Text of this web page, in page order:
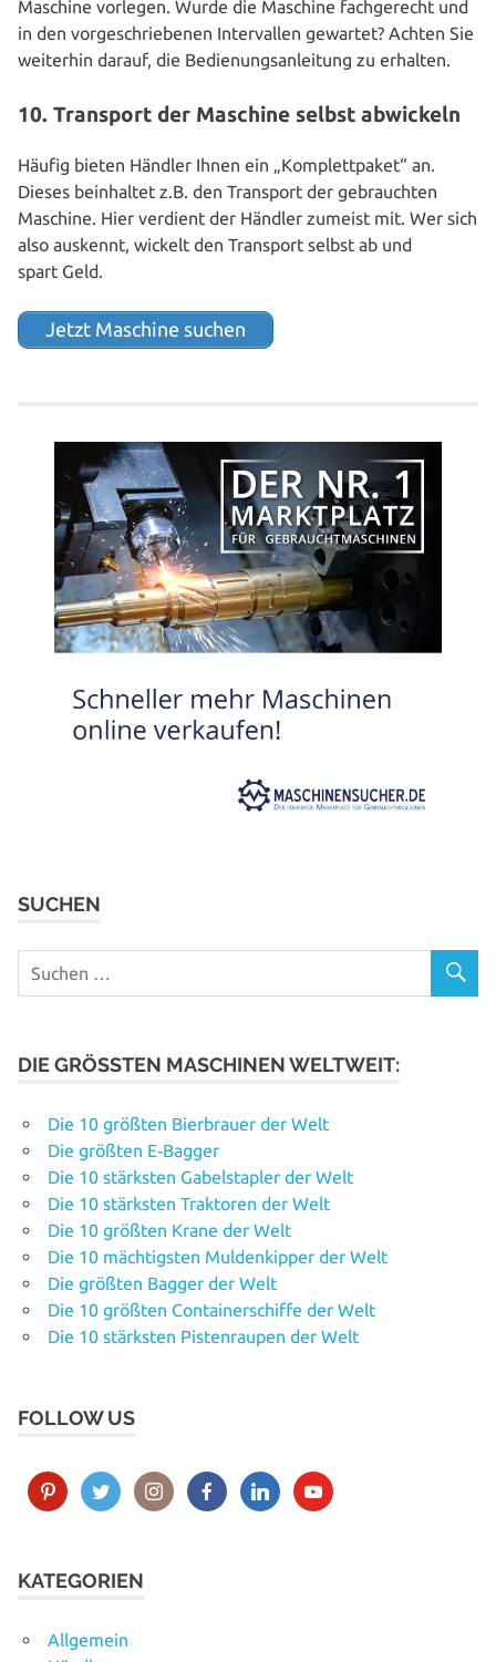
Maschine vorlegen. Wurde die Maschine fach­ge­recht und
in den vor­ge­schrie­be­nen Inter­val­len gewartet? Achten Sie
weiterhin darauf, die Bedie­nungs­an­lei­tung zu erhalten.
10. Transport der Maschine selbst abwickeln
Häufig bieten Händler Ihnen ein „Kom­plett­pa­ket“ an.
Dieses beinhal­tet z.B. den Transport der gebrauch­ten
Maschine. Hier verdient der Händler zumeist mit. Wer sich
also auskennt, wickelt den Transport selbst ab und
spart Geld.
Jetzt Maschine suchen
SUCHEN
DIE GRÖSSTEN MASCHINEN WELTWEIT:
Die 10 größten Bierbrauer der Welt
Die größten E‑Bagger
Die 10 stärksten Gabelstapler der Welt
Die 10 stärksten Traktoren der Welt
Die 10 größten Krane der Welt
Die 10 mächtigsten Muldenkipper der Welt
Die größten Bagger der Welt
Die 10 größten Containerschiffe der Welt
Die 10 stärksten Pistenraupen der Welt
FOLLOW US
KATEGORIEN
Allgemein